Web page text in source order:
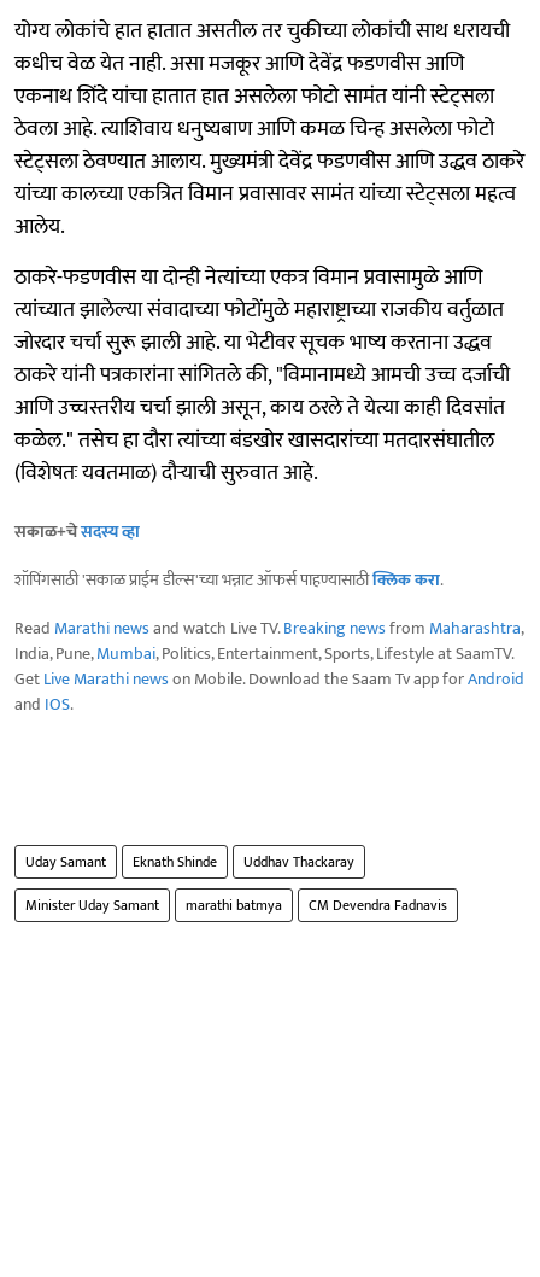
योग्य लोकांचे हात हातात असतील तर चुकीच्या लोकांची साथ धरायची
कधीच वेळ येत नाही. असा मजकूर आणि देवेंद्र फडणवीस आणि
एकनाथ शिंदे यांचा हातात हात असलेला फोटो सामंत यांनी स्टेट्‍सला
ठेवला आहे. त्याशिवाय धनुष्यबाण आणि कमळ चिन्ह असलेला फोटो
स्टेट्‍सला ठेवण्यात आलाय. मुख्यमंत्री देवेंद्र फडणवीस आणि उद्धव ठाकरे
यांच्या कालच्या एकत्रित विमान प्रवासावर सामंत यांच्या स्टेट्सला महत्व
आलेय.
ठाकरे-फडणवीस या दोन्ही नेत्यांच्या एकत्र विमान प्रवासामुळे आणि
त्यांच्यात झालेल्या संवादाच्या फोटोंमुळे महाराष्ट्राच्या राजकीय वर्तुळात
जोरदार चर्चा सुरू झाली आहे. या भेटीवर सूचक भाष्य करताना उद्धव
ठाकरे यांनी पत्रकारांना सांगितले की, "विमानामध्ये आमची उच्च दर्जाची
आणि उच्चस्तरीय चर्चा झाली असून, काय ठरले ते येत्या काही दिवसांत
कळेल." तसेच हा दौरा त्यांच्या बंडखोर खासदारांच्या मतदारसंघातील
(विशेषतः यवतमाळ) दौऱ्याची सुरुवात आहे.
सकाळ+चेसदस्य व्हा
शॉपिंगसाठी 'सकाळ प्राईम डील्स'च्या भन्नाट ऑफर्स पाहण्यासाठीक्लिक करा.
Read Marathi newsand watch Live TV.Breaking newsfrom Maharashtra,
India, Pune,Mumbai, Politics, Entertainment, Sports, Lifestyle at SaamTV.
GetLive Marathi newson Mobile. Download the Saam Tv app forAndroid
and IOS.
Uday Samant Eknath Shinde
Uddhav Thackaray
Minister Uday Samant
marathi batmya CM Devendra Fadnavis